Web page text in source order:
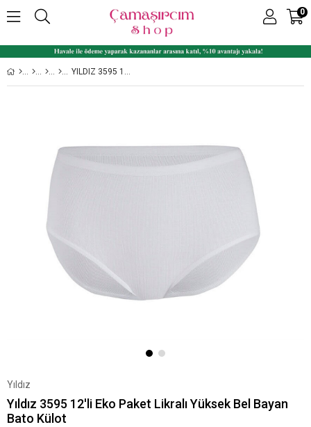
0
YILDIZ 3595 12'LI EKO PAKET LIKRALI YÜKSEK BEL BAYAN BATO KÜLOT
Yıldız
Yıldız 3595 12'li Eko Paket Likralı Yüksek Bel Bayan
Bato Külot